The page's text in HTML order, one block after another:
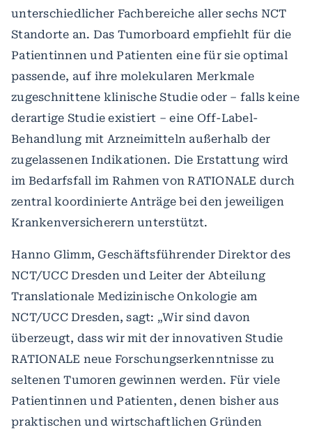
unterschiedlicher Fachbereiche aller sechs NCT
Standorte an. Das Tumorboard empfiehlt für die
Patientinnen und Patienten eine für sie optimal
passende, auf ihre molekularen Merkmale
zugeschnittene klinische Studie oder – falls keine
derartige Studie existiert – eine Off-Label-
Behandlung mit Arzneimitteln außerhalb der
zugelassenen Indikationen. Die Erstattung wird
im Bedarfsfall im Rahmen von RATIONALE durch
zentral koordinierte Anträge bei den jeweiligen
Krankenversicherern unterstützt.
Hanno Glimm, Geschäftsführender Direktor des
NCT/UCC Dresden und Leiter der Abteilung
Translationale Medizinische Onkologie am
NCT/UCC Dresden, sagt: „Wir sind davon
überzeugt, dass wir mit der innovativen Studie
RATIONALE neue Forschungserkenntnisse zu
seltenen Tumoren gewinnen werden. Für viele
Patientinnen und Patienten, denen bisher aus
praktischen und wirtschaftlichen Gründen